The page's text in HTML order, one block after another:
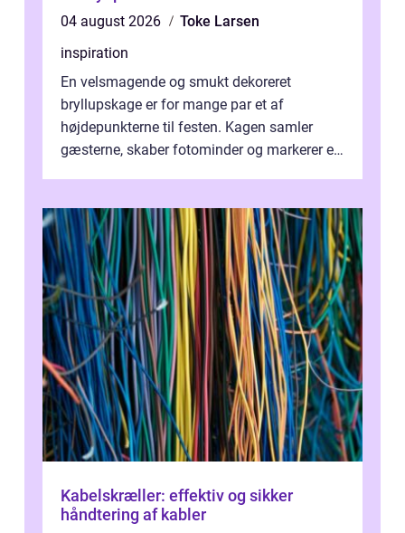
04 august 2026
Toke Larsen
inspiration
En velsmagende og smukt dekoreret
bryllupskage er for mange par et af
højdepunkterne til festen. Kagen samler
gæsterne, skaber fotominder og markerer et
Kabelskræller: effektiv og sikker
håndtering af kabler